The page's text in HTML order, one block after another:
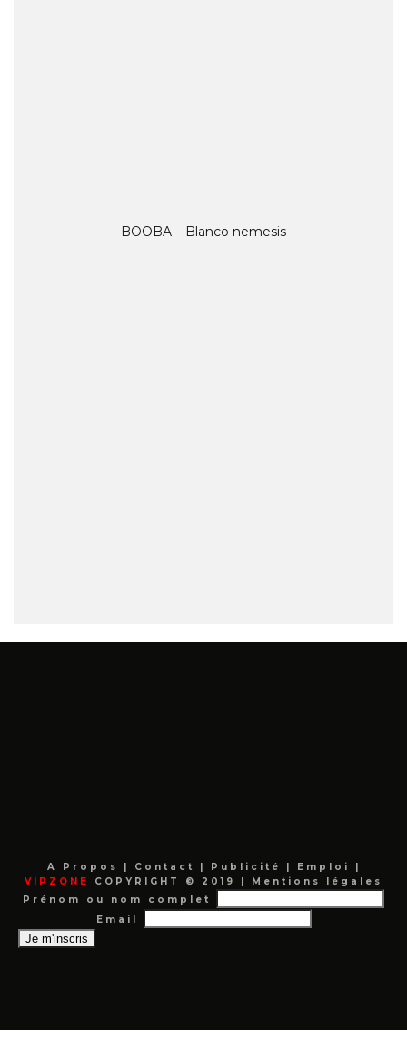
BOOBA – Blanco nemesis
A Propos Contact Publicité Emploi
VIPZONE
COPYRIGHT © 2019 |
Mentions légales
Prénom ou nom complet
Email